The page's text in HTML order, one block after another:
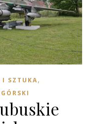
I SZTUKA,